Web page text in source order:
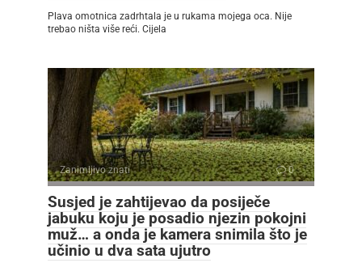
Plava omotnica zadrhtala je u rukama mojega oca. Nije
trebao ništa više reći. Cijela
Zanimljivo znati 0
Susjed je zahtijevao da posiječe
jabuku koju je posadio njezin pokojni
muž… a onda je kamera snimila što je
učinio u dva sata ujutro